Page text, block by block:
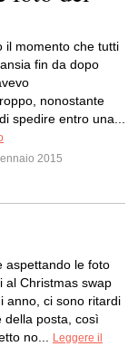
il momento che tutti
fin da dopo
nonostante
spedire entro una...
2015
aspettando le foto
al Christmas swap
anno, ci sono ritardi
della posta, così
no...
Leggere il